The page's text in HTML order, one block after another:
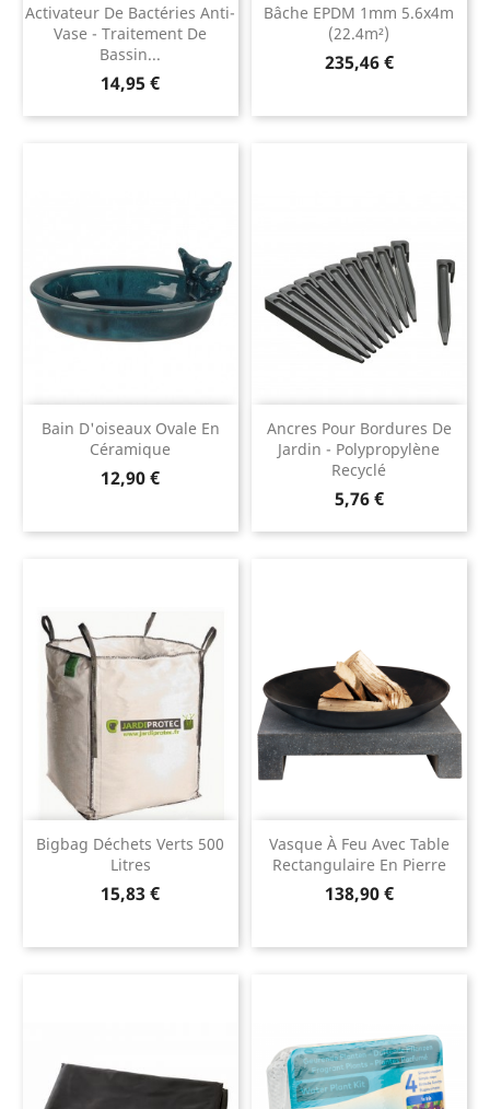
Activateur De Bactéries Anti-
Vase - Traitement De
Bassin...
Prix
14,95 €
Bâche EPDM 1mm 5.6x4m
(22.4m²)
Prix
235,46 €
Bain D'oiseaux Ovale En
Céramique
Prix
12,90 €
Ancres Pour Bordures De
Jardin - Polypropylène
Recyclé
Prix
5,76 €
Bigbag Déchets Verts 500
Litres
Prix
15,83 €
Vasque À Feu Avec Table
Rectangulaire En Pierre
Prix
138,90 €